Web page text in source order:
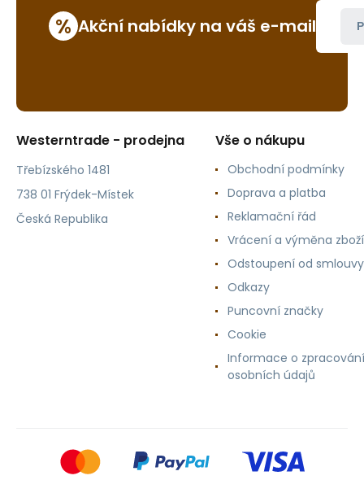
% Akční nabídky na váš e-mail
Westerntrade - prodejna
Třebízského 1481
738 01 Frýdek-Místek
Česká Republika
Vše o nákupu
Obchodní podmínky
Doprava a platba
Reklamační řád
Vrácení a výměna zboží
Odstoupení od smlouvy
Odkazy
Puncovní značky
Cookie
Informace o zpracování
osobních údajů